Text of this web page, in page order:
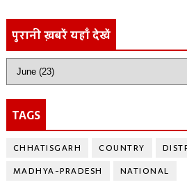
पुरानी ख़बरें यहाँ देखें
TAGS
CHHATISGARH COUNTRY
MADHYA-PRADESH
NATIONAL